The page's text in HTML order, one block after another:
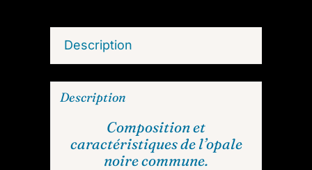
Description
Description
Composition et
caractéristiques de l’opale
noire commune.